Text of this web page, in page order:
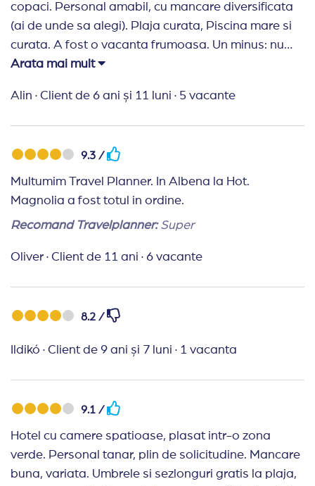
copaci. Personal amabil, cu mancare diversificata
(ai de unde sa alegi). Plaja curata, Piscina mare si
curata. A fost o vacanta frumoasa. Un minus: nu
mai au frigider in camera, iar televizoarele sunt un
10 cu felicitari. Multumim.
Arata mai mult
Alin · Client de 6 ani și 11 luni · 5 vacante
9.3 /
Multumim Travel Planner. In Albena la Hot.
Magnolia a fost totul in ordine.
Recomand Travelplanner: Super
Oliver · Client de 11 ani · 6 vacante
8.2 /
Ildikó · Client de 9 ani și 7 luni · 1 vacanta
9.1 /
Hotel cu camere spatioase, plasat intr-o zona
verde. Personal tanar, plin de solicitudine. Mancare
buna, variata. Umbrele si sezlonguri gratis la plaja,